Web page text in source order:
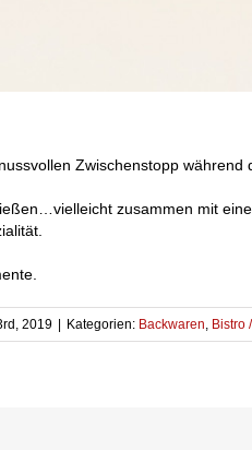
Zwischenstopp
zusammen mit
2019 | Kategorien: Backwaren Bistro